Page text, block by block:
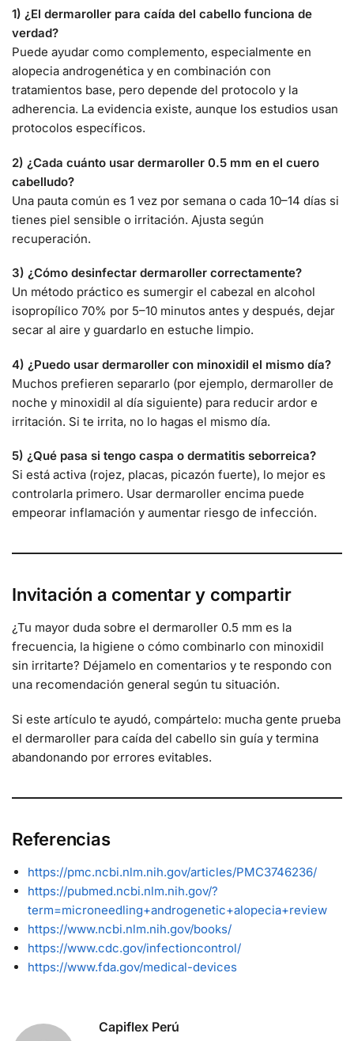
1) ¿El dermaroller para caída del cabello funciona de
verdad?
Puede ayudar como complemento, especialmente en
alopecia androgenética y en combinación con
tratamientos base, pero depende del protocolo y la
adherencia. La evidencia existe, aunque los estudios usan
protocolos específicos.
2) ¿Cada cuánto usar dermaroller 0.5 mm en el cuero
cabelludo?
Una pauta común es 1 vez por semana o cada 10–14 días si
tienes piel sensible o irritación. Ajusta según
recuperación.
3) ¿Cómo desinfectar dermaroller correctamente?
Un método práctico es sumergir el cabezal en alcohol
isopropílico 70% por 5–10 minutos antes y después, dejar
secar al aire y guardarlo en estuche limpio.
4) ¿Puedo usar dermaroller con minoxidil el mismo día?
Muchos prefieren separarlo (por ejemplo, dermaroller de
noche y minoxidil al día siguiente) para reducir ardor e
irritación. Si te irrita, no lo hagas el mismo día.
5) ¿Qué pasa si tengo caspa o dermatitis seborreica?
Si está activa (rojez, placas, picazón fuerte), lo mejor es
controlarla primero. Usar dermaroller encima puede
empeorar inflamación y aumentar riesgo de infección.
Invitación a comentar y compartir
¿Tu mayor duda sobre el dermaroller 0.5 mm es la
frecuencia, la higiene o cómo combinarlo con minoxidil
sin irritarte? Déjamelo en comentarios y te respondo con
una recomendación general según tu situación.
Si este artículo te ayudó, compártelo: mucha gente prueba
el dermaroller para caída del cabello sin guía y termina
abandonando por errores evitables.
Referencias
https://pmc.ncbi.nlm.nih.gov/articles/PMC3746236/
https://pubmed.ncbi.nlm.nih.gov/?
term=microneedling+androgenetic+alopecia+review
https://www.ncbi.nlm.nih.gov/books/
https://www.cdc.gov/infectioncontrol/
https://www.fda.gov/medical-devices
Capiflex Perú